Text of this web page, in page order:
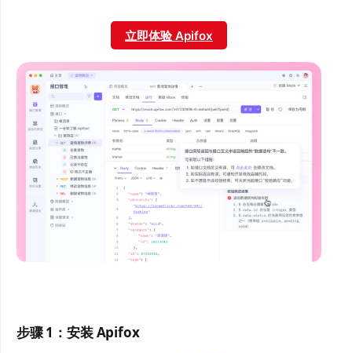
立即体验 Apifox
步骤 1：安装 Apifox